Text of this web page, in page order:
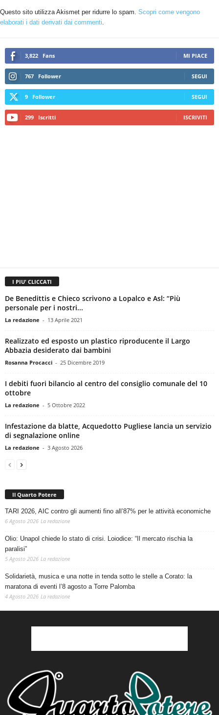
Questo sito utilizza Akismet per ridurre lo spam. Scopri come vengono
elaborati i dati derivati dai commenti
3,822 Fans MI PIACE
767 Follower SEGUI
9 Follower SEGUI
299 Iscritti ISCRIVITI
I PIU' CLICCATI
De Benedittis e Chieco scrivono a Lopalco e Asl: “Più
personale per i nostri...
La redazione - 13 Aprile 2021
Realizzato ed esposto un plastico riproducente il Largo
Abbazia desiderato dai bambini
Rosanna Procacci - 25 Dicembre 2019
I debiti fuori bilancio al centro del consiglio comunale del 10
ottobre
La redazione - 5 Ottobre 2022
Infestazione da blatte, Acquedotto Pugliese lancia un servizio
di segnalazione online
La redazione - 3 Agosto 2026
Il Quarto Potere
TARI 2026, AIC contro gli aumenti fino all’87% per le attività economiche
6 Agosto 2026 La redazione
Olio: Unapol chiede lo stato di crisi. Loiodice: “Il mercato rischia la
paralisi”
5 Agosto 2026 La redazione
Solidarietà, musica e una notte in tenda sotto le stelle a Corato: la
maratona di eventi l’8 agosto a Torre Palomba
4 Agosto 2026 La redazione